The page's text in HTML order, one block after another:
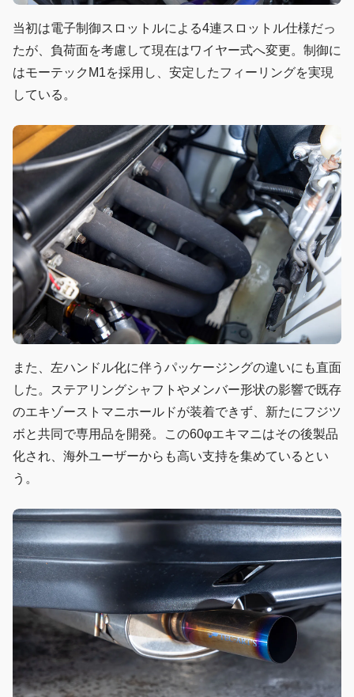
当初は電子制御スロットルによる4連スロットル仕様だっ
たが、負荷面を考慮して現在はワイヤー式へ変更。制御に
はモーテックM1を採用し、安定したフィーリングを実現
している。
また、左ハンドル化に伴うパッケージングの違いにも直面
した。ステアリングシャフトやメンバー形状の影響で既存
のエキゾーストマニホールドが装着できず、新たにフジツ
ボと共同で専用品を開発。この60φエキマニはその後製品
化され、海外ユーザーからも高い支持を集めているとい
う。